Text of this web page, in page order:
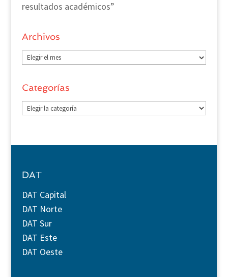
resultados académicos”
Archivos
Archivos
Categorías
Categorías
DAT
DAT Capital
DAT Norte
DAT Sur
DAT Este
DAT Oeste